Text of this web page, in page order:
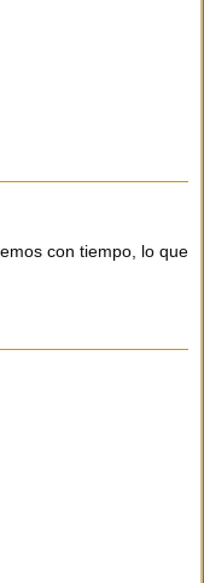
con tiempo, lo que